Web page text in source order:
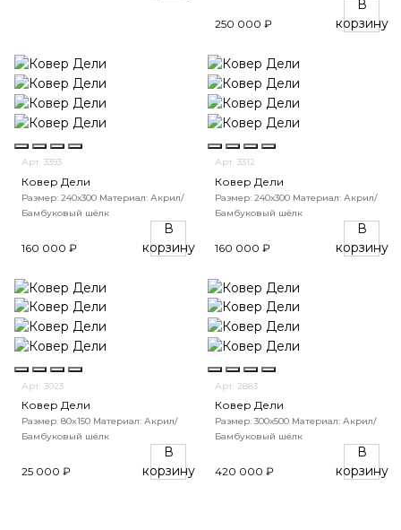
250 000 ₽
В
корзину
Арт. 3393
Ковер Дели
Размер: 240х300 Материал: Акрил/
Бамбуковый шёлк
160 000 ₽
В
корзину
Арт. 3312
Ковер Дели
Размер: 240х300 Материал: Акрил/
Бамбуковый шёлк
160 000 ₽
В
корзину
Арт. 3023
Ковер Дели
Размер: 80x150 Материал: Акрил/
Бамбуковый шёлк
25 000 ₽
В
корзину
Арт. 2883
Ковер Дели
Размер: 300х500 Материал: Акрил/
Бамбуковый шёлк
420 000 ₽
В
корзину